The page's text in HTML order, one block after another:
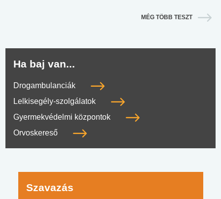
MÉG TÖBB TESZT
Ha baj van...
Drogambulanciák
Lelkisegély-szolgálatok
Gyermekvédelmi központok
Orvoskereső
Szavazás